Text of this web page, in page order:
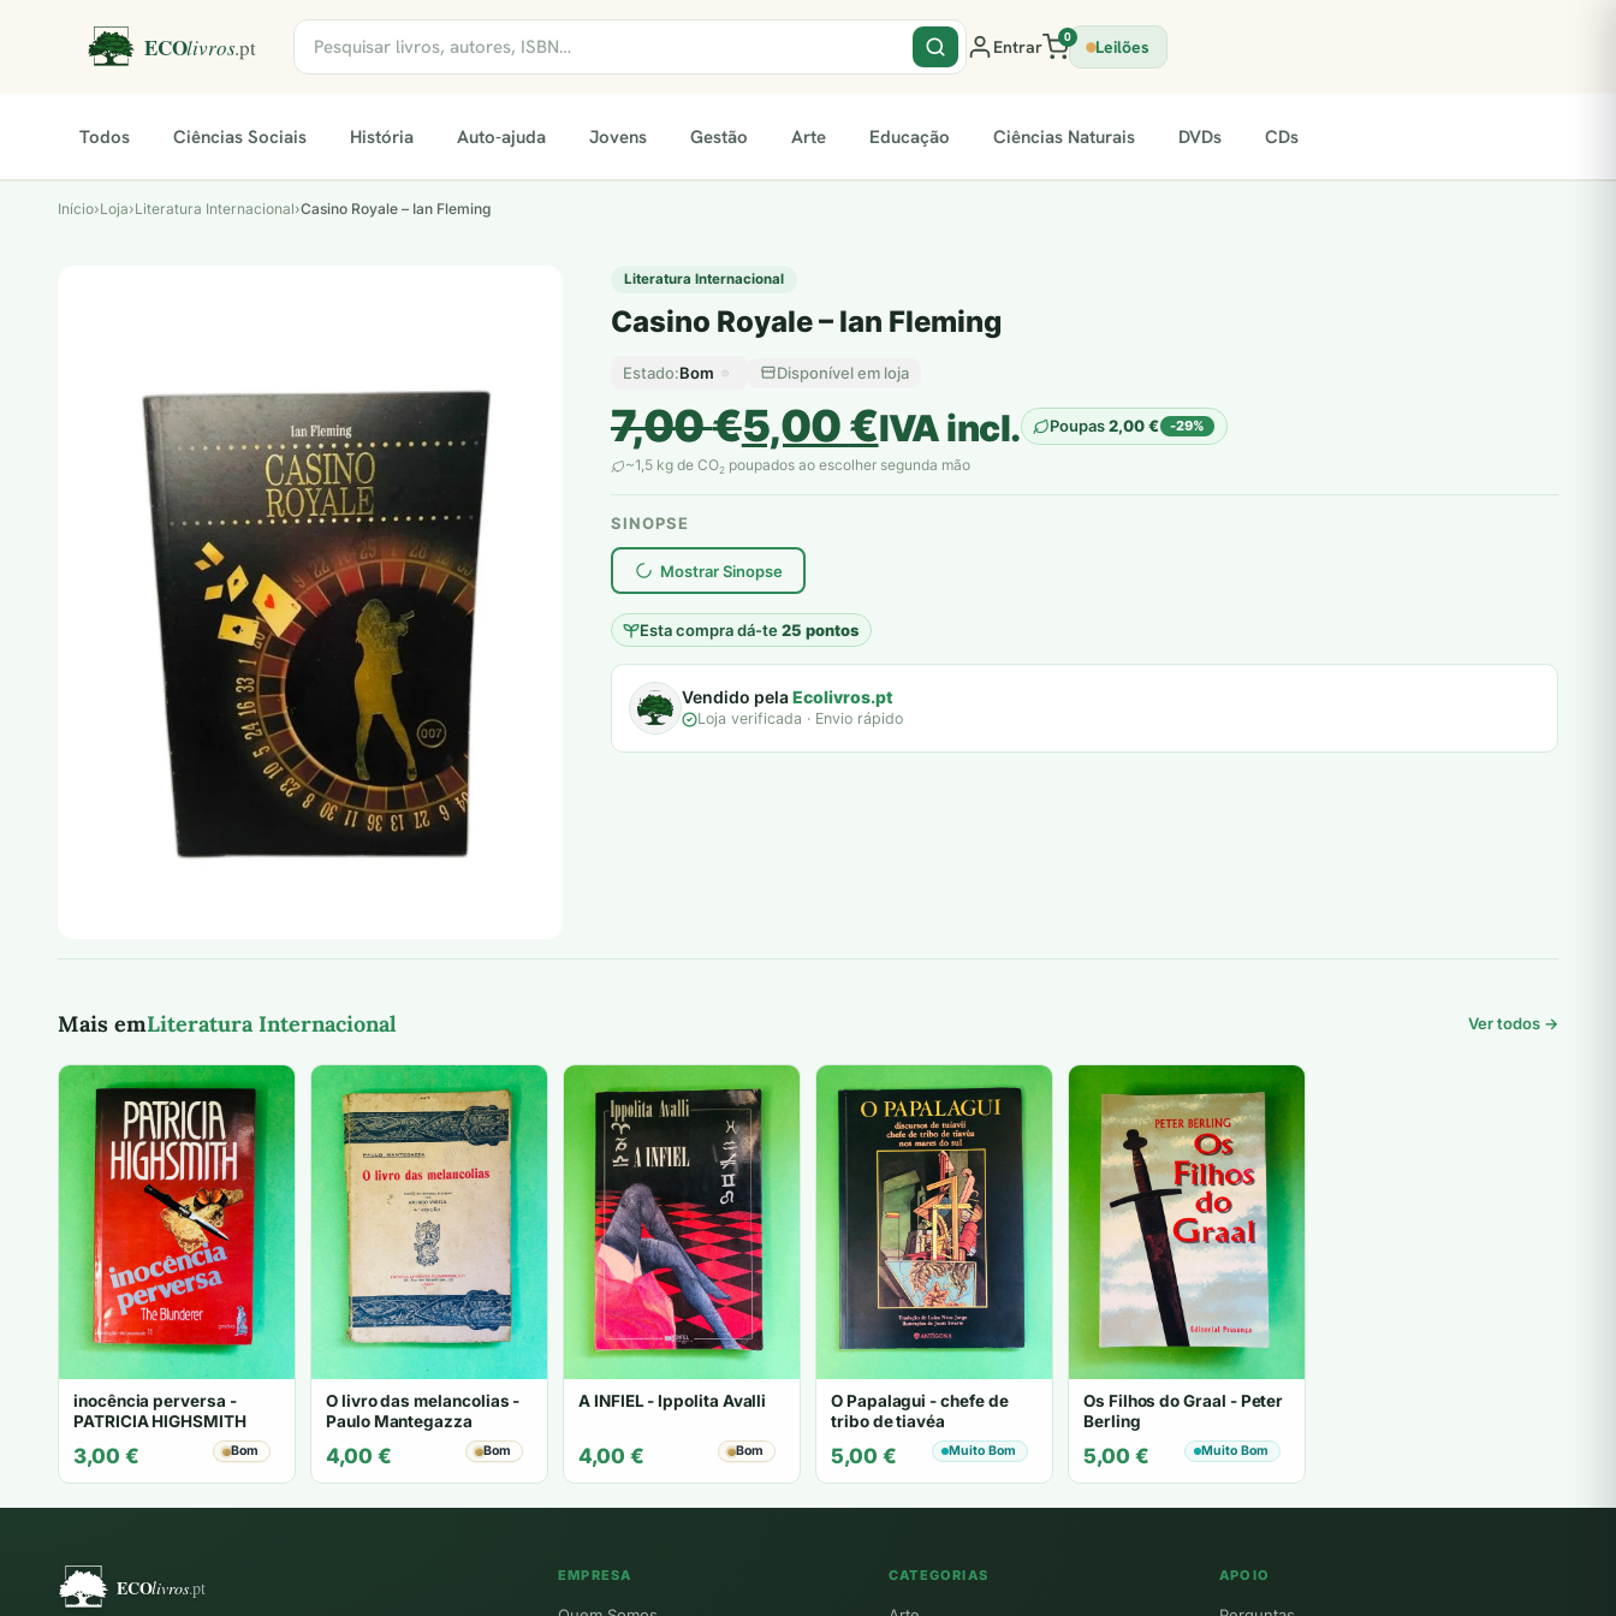
Entrar 0 Leilões
Todos Ciências Sociais História Auto-ajuda Jovens Gestão Arte Educação Ciências Naturais DVDs CDs
Início›Loja›Literatura Internacional›Casino Royale – Ian Fleming
Literatura Internacional
Casino Royale – Ian Fleming
Estado:Bom Disponível em loja
7,00€
O
preço
original
era:
7,00 €.
5,00€
O
preço
atual
é:
5,00 €.
IVA incl. Poupas2,00€ -29%
~1,5 kg de CO2 poupados ao escolher segunda mão
SINOPSE
Mostrar Sinopse
Esta compra dá-te25 pontos
plantar árvores reais
Vendido pelaEcolivros.pt
Loja verificada · Envio rápido
Mais emLiteratura Internacional Ver todos →
inocência perversa -
PATRICIA HIGHSMITH
3,00 € Bom
O livro das melancolias -
Paulo Mantegazza
4,00 € Bom
A INFIEL - Ippolita Avalli
4,00 € Bom
O Papalagui - chefe de
tribo de tiavéa
5,00 € Muito Bom
Os Filhos do Graal - Peter
Berling
5,00 € Muito Bom
EMPRESA CATEGORIAS APOIO